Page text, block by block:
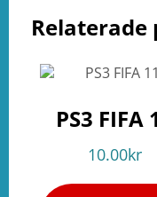
PS3 FIFA
10.00kr